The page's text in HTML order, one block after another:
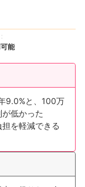
能
9.0%と、100万
低かった
を軽減できる